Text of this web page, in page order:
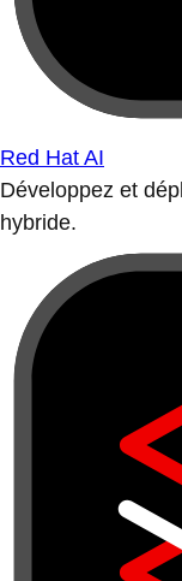
Red Hat AI
Développez et
hybride.